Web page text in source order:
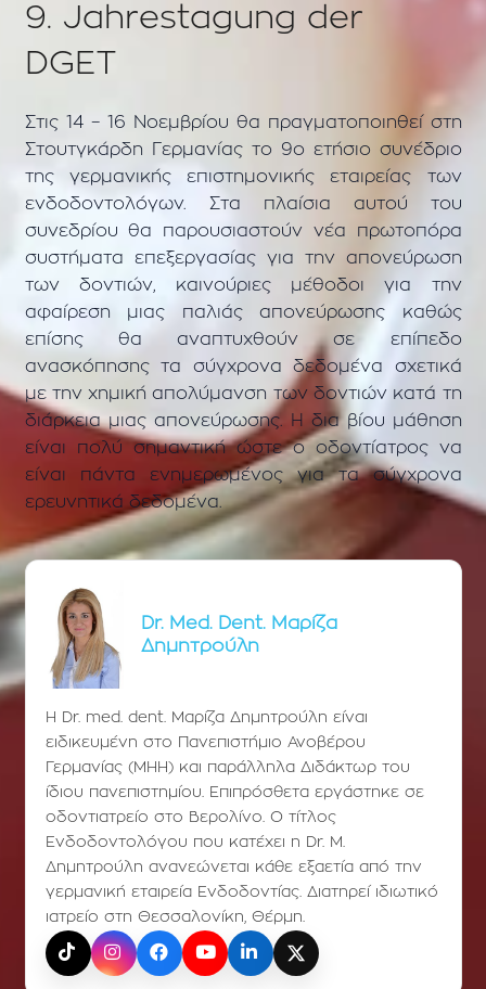
9. Jahrestagung der
DGET
Στις 14 – 16 Νοεμβρίου θα πραγματοποιηθεί στη
Στουτγκάρδη Γερμανίας το 9ο ετήσιο συνέδριο
της γερμανικής επιστημονικής εταιρείας των
ενδοδοντολόγων. Στα πλαίσια αυτού του
συνεδρίου θα παρουσιαστούν νέα πρωτοπόρα
συστήματα επεξεργασίας για την απονεύρωση
των δοντιών, καινούριες μέθοδοι για την
αφαίρεση μιας παλιάς απονεύρωσης καθώς
επίσης θα αναπτυχθούν σε επίπεδο
ανασκόπησης τα σύγχρονα δεδομένα σχετικά
με την χημική απολύμανση των δοντιών κατά τη
διάρκεια μιας απονεύρωσης. Η δια βίου μάθηση
είναι πολύ σημαντική ώστε ο οδοντίατρος να
είναι πάντα ενημερωμένος για τα σύγχρονα
ερευνητικά δεδομένα.
Dr. Med. Dent. Μαρίζα
Δημητρούλη
Η Dr. med. dent. Μαρίζα Δημητρούλη είναι
ειδικευμένη στο Πανεπιστήμιο Ανοβέρου
Γερμανίας (ΜΗΗ) και παράλληλα Διδάκτωρ του
ίδιου πανεπιστημίου. Επιπρόσθετα εργάστηκε σε
οδοντιατρείο στο Βερολίνο. Ο τίτλος
Ενδοδοντολόγου που κατέχει η Dr. Μ.
Δημητρούλη ανανεώνεται κάθε εξαετία από την
γερμανική εταιρεία Ενδοδοντίας. Διατηρεί ιδιωτικό
ιατρείο στη Θεσσαλονίκη, Θέρμη.
TikTokInstagramFacebookYouTubeLinkedInX (Twitter)